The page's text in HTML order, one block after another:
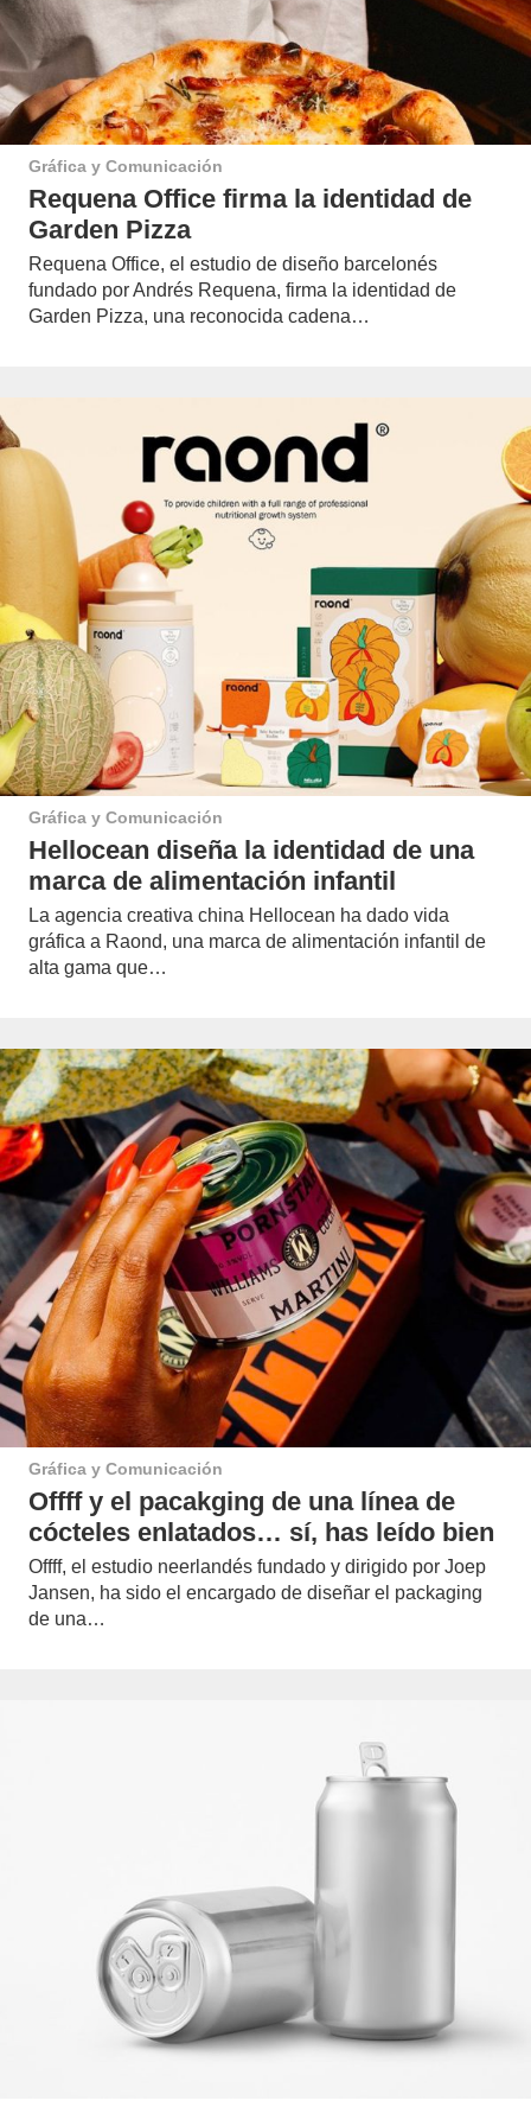
Gráfica y Comunicación
Requena Office firma la identidad de
Garden Pizza
Requena Office, el estudio de diseño barcelonés
fundado por Andrés Requena, firma la identidad de
Garden Pizza, una reconocida cadena…
Gráfica y Comunicación
Hellocean diseña la identidad de una
marca de alimentación infantil
La agencia creativa china Hellocean ha dado vida
gráfica a Raond, una marca de alimentación infantil de
alta gama que…
Gráfica y Comunicación
Offff y el pacakging de una línea de
cócteles enlatados… sí, has leído bien
Offff, el estudio neerlandés fundado y dirigido por Joep
Jansen, ha sido el encargado de diseñar el packaging
de una…